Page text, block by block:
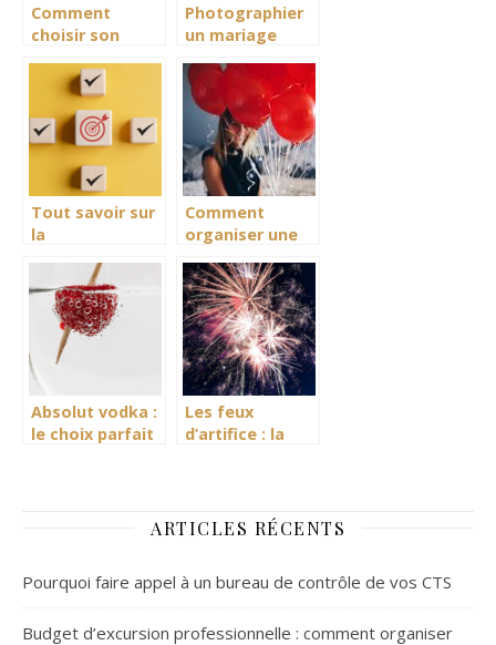
Comment
choisir son
mariage à Lille
pour
immortaliser
vos souvenirs
Photographier
un mariage
sommets
enneigés
Tout savoir sur
la
Comment
organiser une
d’anniversaire
originale.
Absolut vodka :
le choix parfait
Les feux
d’artifice : la
ARTICLES RÉCENTS
Pourquoi faire appel à un bureau de contrôle de vos CTS
Budget d’excursion professionnelle : comment organiser